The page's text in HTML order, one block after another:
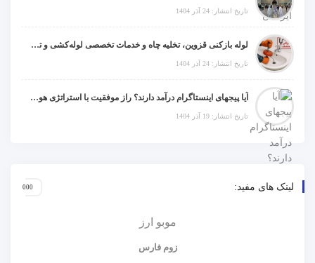
تاریخ انتشار: 24 آذر 1404
لوله بازکنی قزوین، تخلیه چاه و خدمات تخصصی لوله‌کشی و تشخیص ترکیدگی
تاریخ انتشار: 24 آذر 1404
آیا پیجهای اینستاگرام درآمد دارند؟ راز موفقیت با استراتژی هوشمندانه
تاریخ انتشار: 19 آذر 1404
لینک های مفید:
موبو ارز
زوم فارس